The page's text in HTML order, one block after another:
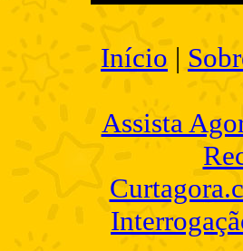
Início |
Assista